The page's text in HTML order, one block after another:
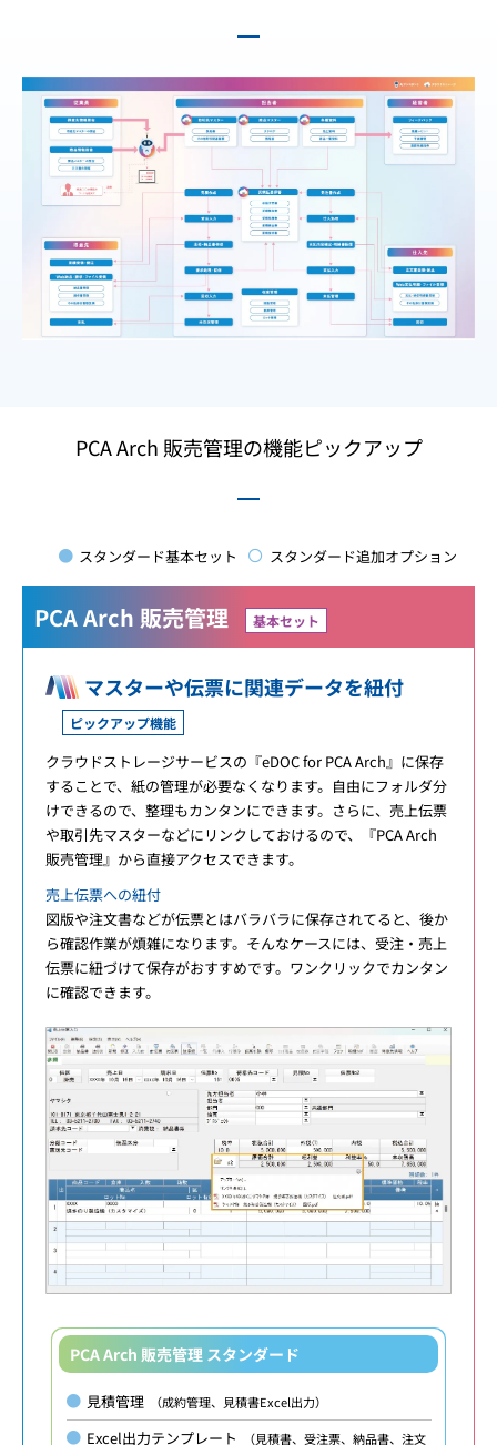
PCA Arch 販売管理の機能ピックアップ
スタンダード基本セット スタンダード追加オプション
PCA Arch 販売管理 基本セット
マスターや伝票に関連データを紐付
ピックアップ機能
クラウドストレージサービスの『eDOC for PCA Arch』に保存
することで、紙の管理が必要なくなります。自由にフォルダ分
けできるので、整理もカンタンにできます。さらに、売上伝票
や取引先マスターなどにリンクしておけるので、『PCA Arch
販売管理』から直接アクセスできます。
売上伝票への紐付
図版や注文書などが伝票とはバラバラに保存されてると、後か
ら確認作業が煩雑になります。そんなケースには、受注・売上
伝票に紐づけて保存がおすすめです。ワンクリックでカンタン
に確認できます。
PCA Arch 販売管理 スタンダード
見積管理 （成約管理、見積書Excel出力）
Excel出力テンプレート （見積書、受注票、納品書、注文